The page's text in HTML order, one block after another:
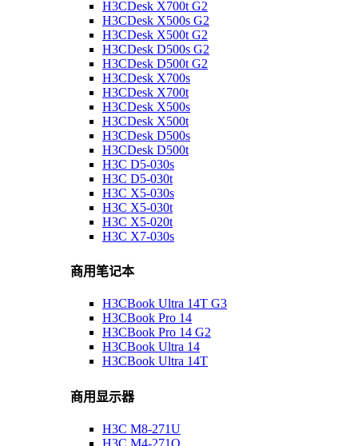
H3CDesk X700t G2
H3CDesk X500s G2
H3CDesk X500t G2
H3CDesk D500s G2
H3CDesk D500t G2
H3CDesk X700s
H3CDesk X700t
H3CDesk X500s
H3CDesk X500t
H3CDesk D500s
H3CDesk D500t
H3C D5-030s
H3C D5-030t
H3C X5-030s
H3C X5-030t
H3C X5-020t
H3C X7-030s
商用笔记本
H3CBook Ultra 14T G3
H3CBook Pro 14
H3CBook Pro 14 G2
H3CBook Ultra 14
H3CBook Ultra 14T
商用显示器
H3C M8-271U
H3C M4-271Q